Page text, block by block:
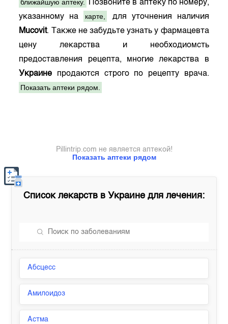
ближайшую аптеку.
Позвоните в аптеку по номеру,
указанному на
карте,
для уточнения наличия
Mucovit. Также не забудьте узнать у фармацевта
цену лекарства и необходиомсть
предоставления рецепта, многие лекарства в
Украине продаются строго по рецепту врача.
Показать аптеки рядом.
Показать аптеки рядом
Pillintrip.com не является аптекой!
Список лекарств в Украине для лечения:
Абсцесс
Амилоидоз
Астма